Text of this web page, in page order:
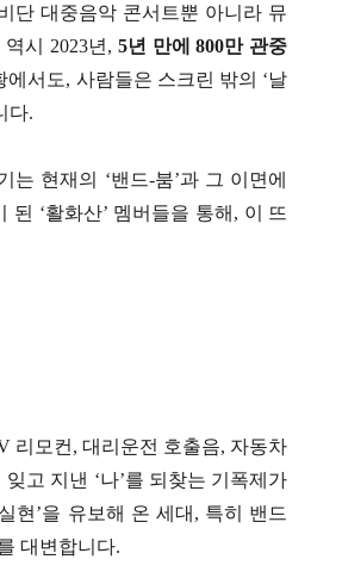
단 대중음악 콘서트뿐 아니라 뮤
시 2023년, 5년 만에 800만 관중
서도, 사람들은 스크린 밖의 ‘날
다.
는 현재의 ‘밴드-붐’과 그 이면에
‘활화산’ 멤버들을 통해, 이 뜨
리모컨, 대리운전 호출음, 자동차
고 지낸 ‘나’를 되찾는 기폭제가
현’을 유보해 온 세대, 특히 밴드
대변합니다.